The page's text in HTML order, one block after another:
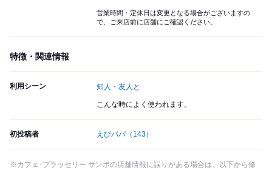
営業時間・定休日は変更となる場合がございますの
で、ご来店前に店舗にご確認ください。
特徴・関連情報
利用シーン 知人・友人と
こんな時によく使われます。
初投稿者 えびパパ（143）
※カフェ･ブラッセリー サンボの店舗情報に誤りがある場合は、以下から修